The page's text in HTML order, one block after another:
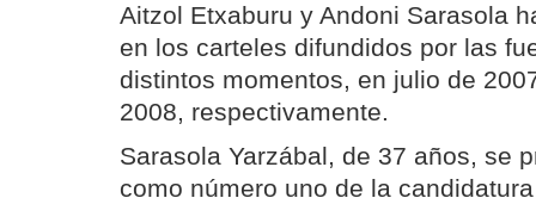
Aitzol Etxaburu y Andoni Sarasola
en los carteles difundidos por las
distintos momentos, en julio de
2008, respectivamente.
Sarasola Yarzábal, de 37 años, se
como número uno de la